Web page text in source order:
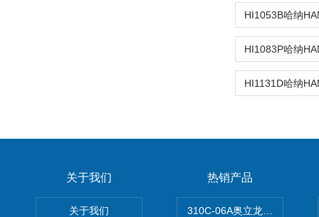
关于我们
关于我们
热销产品
310C-06A奥立龙实验室台式